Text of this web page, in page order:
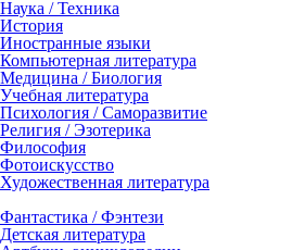
Наука / Техника
История
Иностранные языки
Компьютерная литература
Медицина / Биология
Учебная литература
Психология / Саморазвитие
Религия / Эзотерика
Философия
Фотоискусство
Художественная литература
Фантастика / Фэнтези
Детская литература